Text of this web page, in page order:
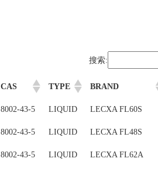
搜索:
CAS TYPE BRAND
8002-43-5 LIQUID LECXA FL60S
8002-43-5 LIQUID LECXA FL48S
8002-43-5 LIQUID LECXA FL62A